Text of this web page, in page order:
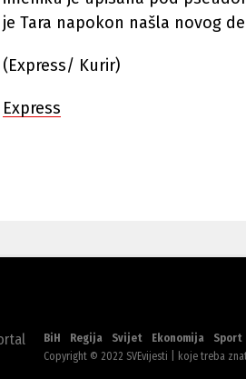
je Tara napokon našla novog
(Express/ Kurir)
Express
BiH Regija Svijet Ekonomija Sport
Copyright © 2022 SVEvijesti | koje treba